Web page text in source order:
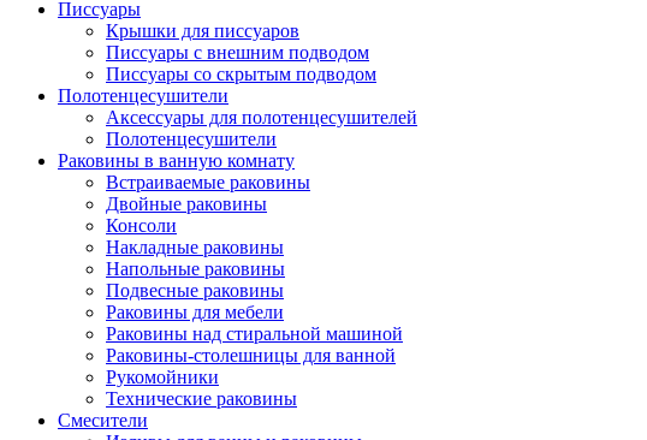
Писсуары
Крышки для писсуаров
Писсуары с внешним подводом
Писсуары со скрытым подводом
Полотенцесушители
Аксессуары для полотенцесушителей
Полотенцесушители
Раковины в ванную комнату
Встраиваемые раковины
Двойные раковины
Консоли
Накладные раковины
Напольные раковины
Подвесные раковины
Раковины для мебели
Раковины над стиральной машиной
Раковины-столешницы для ванной
Рукомойники
Технические раковины
Смесители